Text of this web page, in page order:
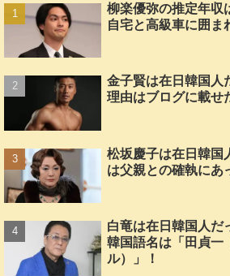
柳楽優弥の推定年収
自宅と高級車に囲ま
金子賢は在日韓国人
理由はブログに載せ
松坂慶子は在日韓国
は父親との確執にあ
白竜は在日韓国人だ
韓国語名は「田貞一
ル）」！